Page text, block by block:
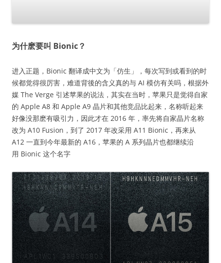
为什麽要叫 Bionic？
进入正题，Bionic 翻译成中文为「仿生」，每次写到或看到的时
候都觉得很厉害，难道背後的含义真的与 AI 模仿有关吗，根据外
媒 The Verge 引述苹果的说法，其实在当时，苹果只是觉得自家
的 Apple A8 和 Apple A9 晶片和其他竞品比起来，名称听起来
好像没那麽有吸引力，因此才在 2016 年，率先将自家晶片名称
改为 A10 Fusion，到了 2017 年改采用 A11 Bionic，再来从
A12 一直到今年最新的 A16，苹果的 A 系列晶片也都继续沿
用 Bionic 这个名字